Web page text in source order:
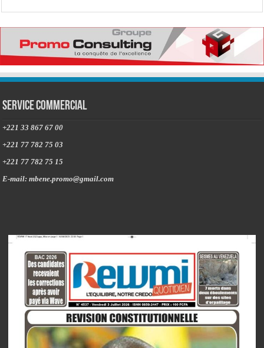
Service commercial
+221 33 867 67 00
+221 77 782 75 03
+221 77 782 75 15
E-mail: mbene.promo@gmail.com